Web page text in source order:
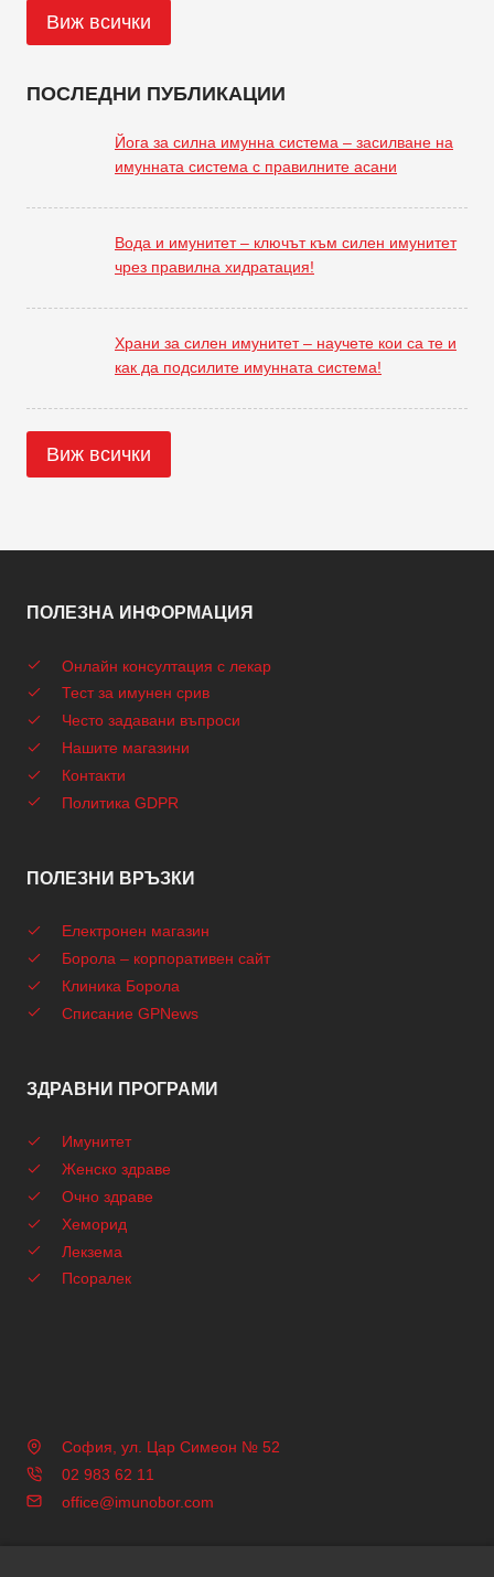
Виж всички
ПОСЛЕДНИ ПУБЛИКАЦИИ
Йога за силна имунна система – засилване на
имунната система с правилните асани
Вода и имунитет – ключът към силен имунитет
чрез правилна хидратация!
Храни за силен имунитет – научете кои са те и
как да подсилите имунната система!
Виж всички
ПОЛЕЗНА ИНФОРМАЦИЯ
Онлайн консултация с лекар
Тест за имунен срив
Често задавани въпроси
Нашите магазини
Контакти
Политика GDPR
ПОЛЕЗНИ ВРЪЗКИ
Електронен магазин
Борола – корпоративен сайт
Клиника Борола
Списание GPNews
ЗДРАВНИ ПРОГРАМИ
Имунитет
Женско здраве
Очно здраве
Хеморид
Лекзема
Псоралек
София, ул. Цар Симеон № 52
02 983 62 11
office@imunobor.com